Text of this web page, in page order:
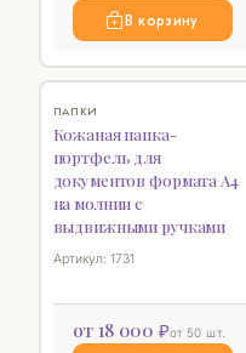
В корзину
ПАПКИ
Кожаная папка-
портфель для
документов формата А4
на молнии с
выдвижными ручками
Артикул: 1731
от 18 000 ₽от 50 шт.